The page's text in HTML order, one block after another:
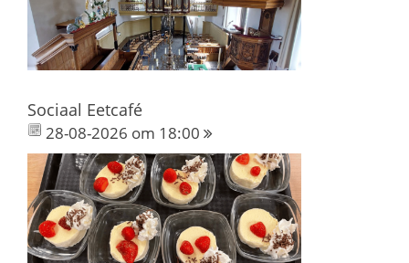
Sociaal Eetcafé
28-08-2026 om 18:00